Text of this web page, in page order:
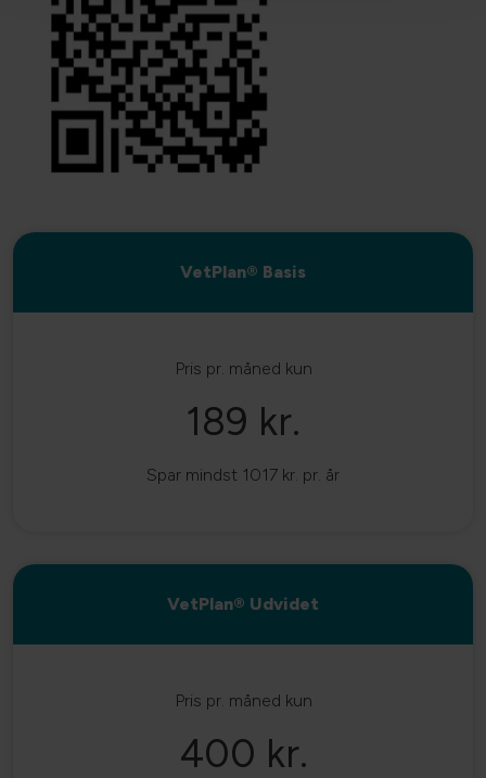
VetPlan® Basis
Pris pr. måned kun
189 kr.
Spar mindst 1017 kr. pr. år
VetPlan® Udvidet
Pris pr. måned kun
400 kr.